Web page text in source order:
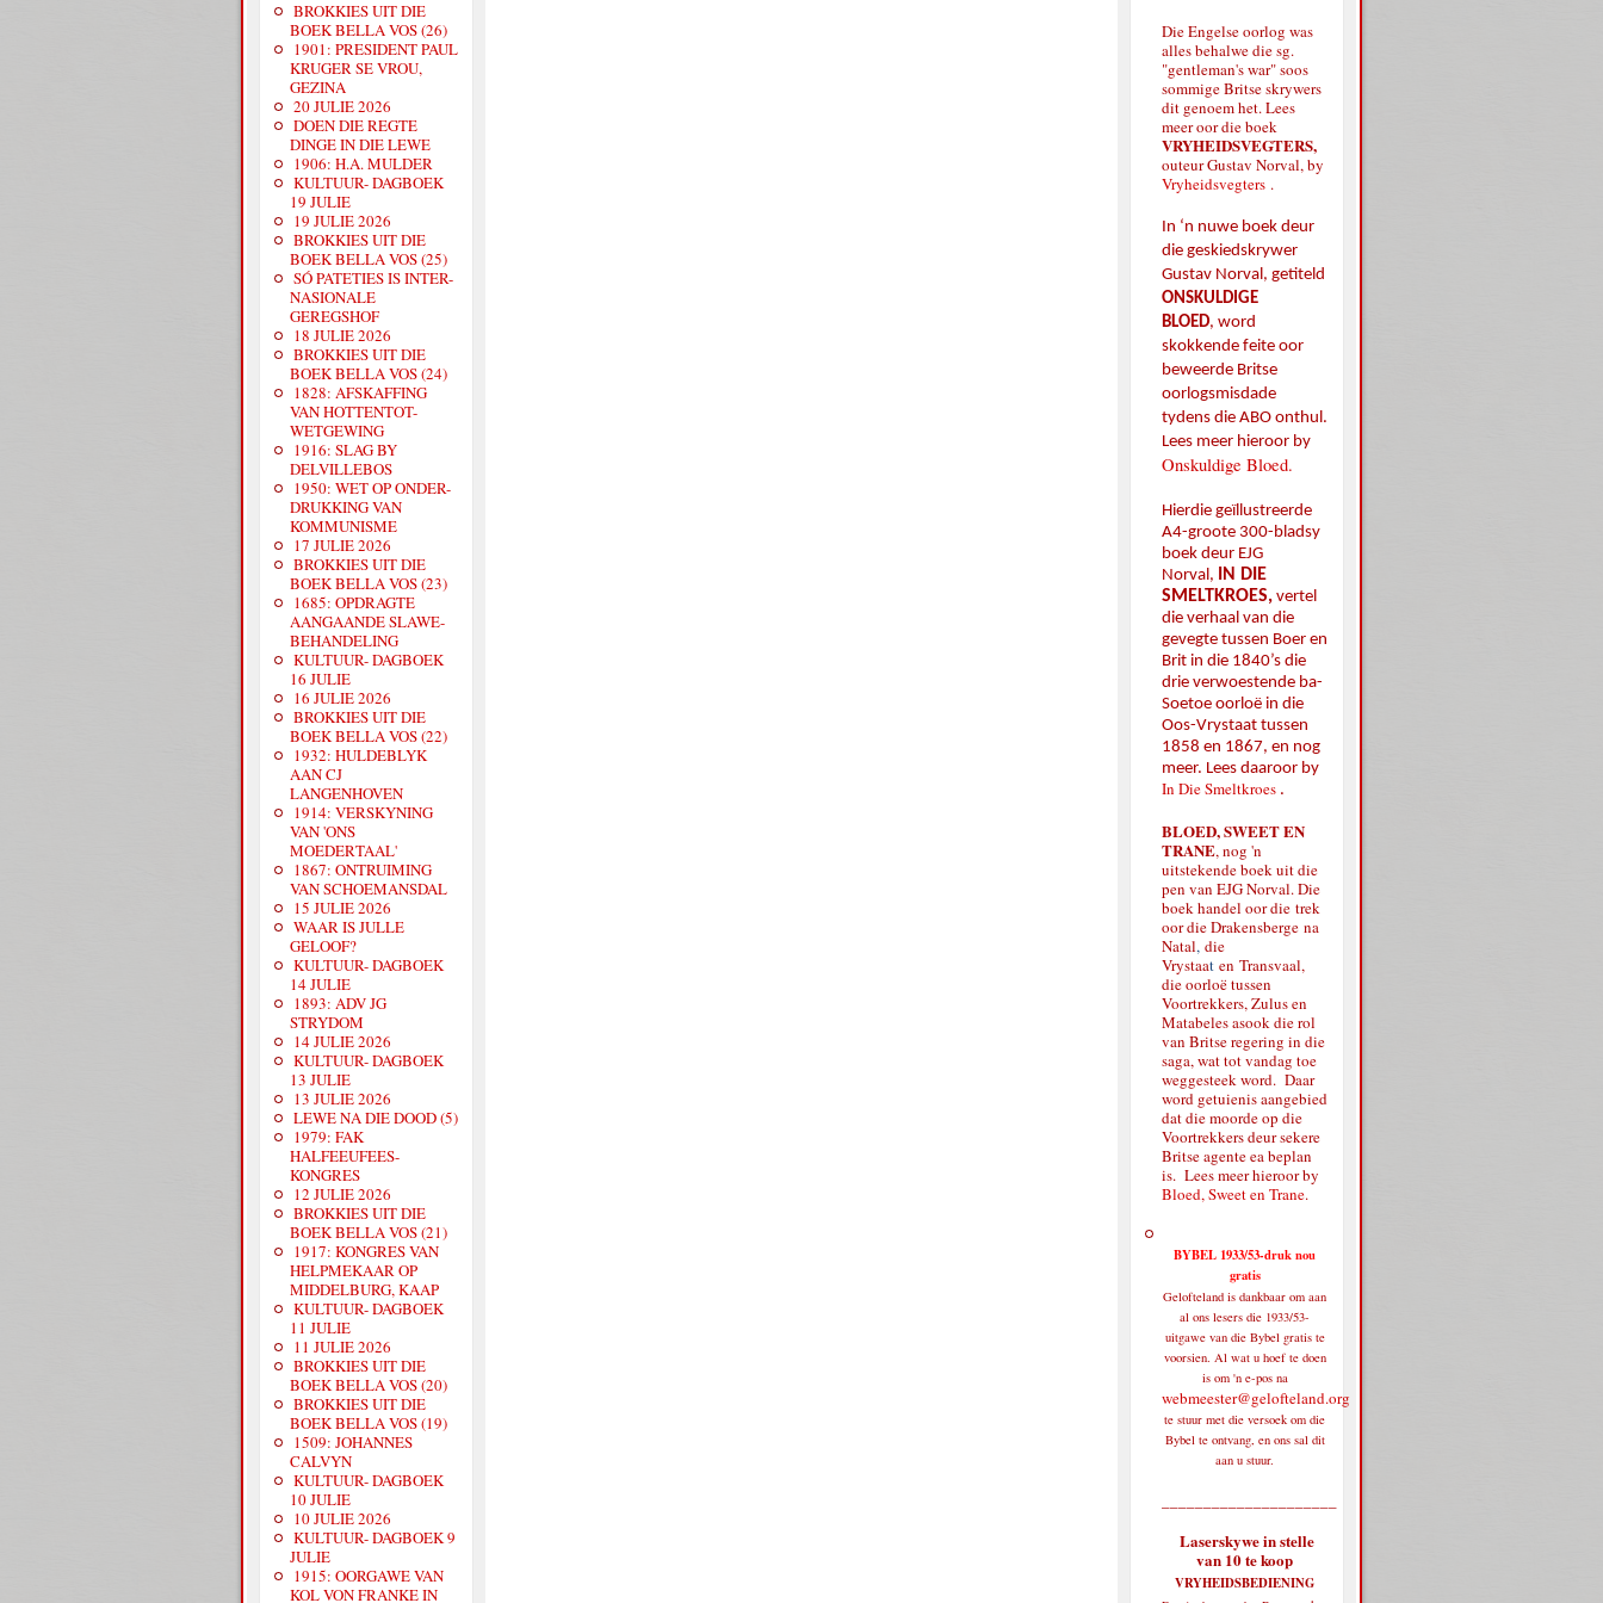
BROKKIES UIT DIE
BOEK BELLA VOS (26)
1901: PRESIDENT PAUL
KRUGER SE VROU,
GEZINA
20 JULIE 2026
DOEN DIE REGTE
DINGE IN DIE LEWE
1906: H.A. MULDER
KULTUUR- DAGBOEK
19 JULIE
19 JULIE 2026
BROKKIES UIT DIE
BOEK BELLA VOS (25)
SÓ PATETIES IS INTER-
NASIONALE
GEREGSHOF
18 JULIE 2026
BROKKIES UIT DIE
BOEK BELLA VOS (24)
1828: AFSKAFFING
VAN HOTTENTOT-
WETGEWING
1916: SLAG BY
DELVILLEBOS
1950: WET OP ONDER-
DRUKKING VAN
KOMMUNISME
17 JULIE 2026
BROKKIES UIT DIE
BOEK BELLA VOS (23)
1685: OPDRAGTE
AANGAANDE SLAWE-
BEHANDELING
KULTUUR- DAGBOEK
16 JULIE
16 JULIE 2026
BROKKIES UIT DIE
BOEK BELLA VOS (22)
1932: HULDEBLYK
AAN CJ
LANGENHOVEN
1914: VERSKYNING
VAN 'ONS
MOEDERTAAL'
1867: ONTRUIMING
VAN SCHOEMANSDAL
15 JULIE 2026
WAAR IS JULLE
GELOOF?
KULTUUR- DAGBOEK
14 JULIE
1893: ADV JG
STRYDOM
14 JULIE 2026
KULTUUR- DAGBOEK
13 JULIE
13 JULIE 2026
LEWE NA DIE DOOD (5)
1979: FAK
HALFEEUFEES-
KONGRES
12 JULIE 2026
BROKKIES UIT DIE
BOEK BELLA VOS (21)
1917: KONGRES VAN
HELPMEKAAR OP
MIDDELBURG, KAAP
KULTUUR- DAGBOEK
11 JULIE
11 JULIE 2026
BROKKIES UIT DIE
BOEK BELLA VOS (20)
BROKKIES UIT DIE
BOEK BELLA VOS (19)
1509: JOHANNES
CALVYN
KULTUUR- DAGBOEK
10 JULIE
10 JULIE 2026
KULTUUR- DAGBOEK 9
JULIE
1915: OORGAWE VAN
KOL VON FRANKE IN
Die Engelse oorlog was
alles behalwe die sg.
"gentleman's war" soos
sommige Britse skrywers
dit genoem het. Lees
meer oor die boek
VRYHEIDSVEGTERS,
outeur Gustav Norval, by
Vryheidsvegters .
In ‘n nuwe boek deur
die geskiedskrywer
Gustav Norval, getiteld
ONSKULDIGE
BLOED, word
skokkende feite oor
beweerde Britse
oorlogsmisdade
tydens die ABO onthul.
Lees meer hieroor by
Onskuldige Bloed.
Hierdie geïllustreerde
A4-groote 300-bladsy
boek deur EJG
Norval,
IN DIE
SMELTKROES, vertel
die verhaal van die
gevegte tussen Boer en
Brit in die 1840’s die
drie verwoestende ba-
Soetoe oorloë in die
Oos-Vrystaat tussen
1858 en 1867, en nog
meer. Lees daaroor by
In Die Smeltkroes .
BLOED, SWEET EN
TRANE, nog 'n
uitstekende boek uit die
pen van EJG Norval. Die
boek handel oor die trek
oor die Drakensberge na
Natal, die
Vrystaat en Transvaal,
die oorloë tussen
Voortrekkers, Zulus en
Matabeles asook die rol
van Britse regering in die
saga, wat tot vandag toe
weggesteek word. Daar
word getuienis aangebied
dat die moorde op die
Voortrekkers deur sekere
Britse agente ea beplan
is. Lees meer hieroor by
Bloed, Sweet en Trane.
BYBEL 1933/53-druk nou
gratis
Gelofteland is dankbaar om aan
al ons lesers die 1933/53-
uitgawe van die Bybel gratis te
voorsien. Al wat u hoef te doen
is om 'n e-pos na
webmeester@gelofteland.org
te stuur met die versoek om die
Bybel te ontvang, en ons sal dit
aan u stuur.
Laserskywe in stelle
van 10 te koop
VRYHEIDSBEDIENING